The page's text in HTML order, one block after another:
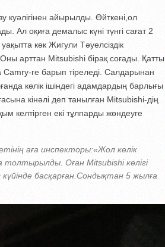
куәлігінен айырылды. Өйткені,ол
Ал оқиға демалыс күні түнгі сағат 2
көк Жигули Тәуелсіздік
арттан Mitsubishi бірақ соғады. Қатты
Camry-ге барып тіреледі. Салдарынан
көлік ішіндегі адамдардың барлығы
кінәлі деп танылған Mitsubishi-дің
келтірген екі тұлпарды жөндеуге
аға инспекторы:«Жол көлік
Оған Mitsubishi көлігі
күйінде басқарған.Сондықтан 5 жылға